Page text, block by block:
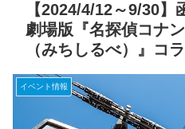
【2024/4/12～9/30
劇場版『名探偵コナ
（みちしるべ）』コ
イベント情報